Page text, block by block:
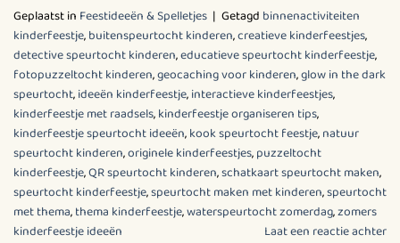
meerdere
variaties.
Deze
optie
kan
gekozen
worden
op
de
productpagina
Geplaatst in Feestideeën & Spelletjes | Getagd binnenactiviteiten
kinderfeestje,buitenspeurtocht kinderen,creatieve kinderfeestjes,
detective speurtocht kinderen,educatieve speurtocht kinderfeestje,
fotopuzzeltocht kinderen,geocaching voor kinderen,glow in the dark
speurtocht,ideeën kinderfeestje,interactieve kinderfeestjes,
kinderfeestje met raadsels,kinderfeestje organiseren tips,
kinderfeestje speurtocht ideeën,kook speurtocht feestje,natuur
speurtocht kinderen,originele kinderfeestjes,puzzeltocht
kinderfeestje,QR speurtocht kinderen,schatkaart speurtocht maken,
speurtocht kinderfeestje,speurtocht maken met kinderen,speurtocht
met thema,thema kinderfeestje,waterspeurtocht zomerdag,zomers
kinderfeestje ideeën
Laat een reactie achter